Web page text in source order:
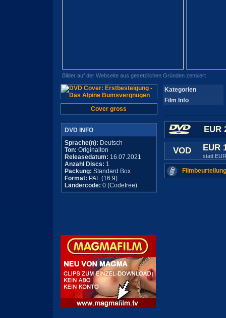
Bilder auf der Webseite aus gesetzlichen Gründen zensiert
Cover gross
DVD INFO
Sprache(n): Deutsch
Ton: Originalton
Releasedatum: 16.07.2021
Anzahl Discs: 1
Packung: Standard Box
Format: PAL (16:9)
Ländercode: 0 (Codefree)
Kategorien
Film Info
EUR
VOD EUR
statt